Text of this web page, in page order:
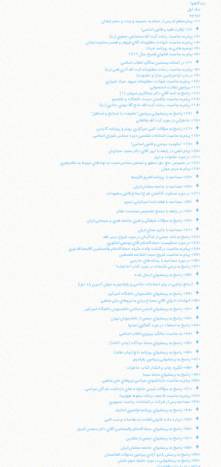
دیدگاهها
جلد اول
ديباچه:
«1» پيام معظم له پس از حمله به حسينيه و بيت، و حصر ايشان
+
«2» "ولايت فقيه و قانون اساسي"
«3» پيام به مناسبت رحلت آيت الله محمدتقي جعفري (ره)
«4» پيام به مناسبت شهادت مظلومانه آقاي فروهر و همسر محترمه ايشان
«5» توصيه هايي به روزنامه خرداد
«6» پيام به مناسبت قتلهاي فجيع سال 1377
+
«7» در آستانه بيستمين سالگرد انقلاب اسلامي
«8» پيام به مناسبت رحلت مظلومانه آيت الله آذري قمي (ره)
«9» در باب تزاحم (دين، مدارا و خشونت)
«10» پيام به مناسبت شهادت مظلومانه سپهبد صياد شيرازي
«11» پيرامون نظارت استصوابي
«12» پاسخ به نامه آقاي دكتر عبدالكريم سروش (1)
«13» پيام به مناسبت شكستن حرمت دانشگاه و دانشجو
«14» پپام به مناسبت رحلت آيت الله حاج آقا مهدي حائري (ره)
+
«15» پاسخ به پرسشهايي پيرامون "خشونت يا تسامح و تساهل"
«16» خاطراتي در مورد آيت الله طالقاني
+
«17» پاسخ به سؤالات كتبي خبرگزاري رويتر و روزنامه گاردين
«18» پيام به مناسبت انتخابات ششمين دوره مجلس شوراي اسلامي
+
«19» "حكومت مردمي و قانون اساسي"
«20» پيام تلفني در رابطه با ترور آقاي دكتر سعيد حجاريان
«21» در مورد خشونت و ترور
«22» در خصوص منع حق تحقيق و تفحص مجلس نسبت به نهادهاي مربوط به مقامرهبري
«24» پيام به مردم جهان
+ «25» مصاحبه با روزنامه الشرق الاوسط
+
«26» مصاحبه با جامعه معلمان ايران
«27» در مورد مسكوت گذاشتن طرح اصلاح قانون مطبوعات
+ «28» مصاحبه با هفته نامه اسپانيايي تيمپو
+ «29» در رابطه با مجمع تشخيص مصلحت نظام
+ «30» پاسخ به سؤالات فرهنگي و هنري جامعه هنري و سينمايي ايران
+
«31» مصاحبه با راديو صداي ايران
«32» پاسخ به نامه جمعي از شاگردان در مورد شروع درس فقه
«33» در مورد محكوميت حجة الاسلام آقاي يوسفي اشكوري
«34» پيام به مناسبت درگذشت والده مكرمه حجة الاسلام والمسلمين آقايعبدالله نوري
«35» پيام به مناسبت شروع مجدد انتفاضه فلسطين
«36» در مورد مصاحبه با رسانه هاي خارجي
«37» پاسخ به برخي شايعات در مورد كتاب "خاطرات"
+ «38» پاسخ به پرسشهاي ارسال شده
+ [ مانع تراشي در برابر اصلاحات خاتمي و رفراندوم به عنوان آخرين راه حل]
+
«39» پاسخ به پرسشهاي دانشجويان دانشگاه اميركبير
«40» اتهامات نارواي آقاي مصباح يزدي به نيروهاي ملي مذهبي
+ «41» پاسخ به پرسشهاي انجمن اسلامي دانشجويان دانشگاه اميركبير
+
«42» پاسخ به پرسشهاي جمعي از دانشجويان تهران
«43» پاسخ به استفتاء در مورد گفتگوي تمدنها
+ «44» به مناسبت سالگرد پيروزي انقلاب اسلامي
+ «45» پاسخ به پرسشهاي مجله ديدگاه (چاپ كانادا)
+
«46» پاسخ به پرسشهاي روزنامه داچ (چاپ هلند)
«47» پاسخ به پرسشهايي پيرامون رفراندوم
+
«48» انگيزه چاپ و انتشار كتاب خاطرات
«49» پاسخ به پرسشهاي مجله سيما
«50» پيام به مناسبت بازداشتهاي سياسي نيروهاي ملي مذهبي
+
«51» پاسخ به سؤالات شرعي خانواده هاي بازداشت شدگان سياسي
«52» پپام به مناسبت فاجعه دردناك سقوط هواپيما
«53» مصاحبه پس از شركت در انتخابات رياست جمهوري
+ «54» پاسخ به پرسشهاي روزنامه فرانسوي امانيته
+ «55» درباره ماده قانوني اهانت به مقدسات و سب النبي
+ «56» پاسخ به پرسشهاي حجة الاسلام والمسلمين آقاي دكتر محسن كديور
+ «57» پاسخ به پرسشهاي جمعي از مقلدين
+
«58» پاسخ به پرسشهاي جامعه معلمان ايران
«59» پاسخ به پرسش راديو آزادي پيرامون تحولات افغانستان
«60» پاسخ به پرسشهايي در مورد خليفه سوم عثمان